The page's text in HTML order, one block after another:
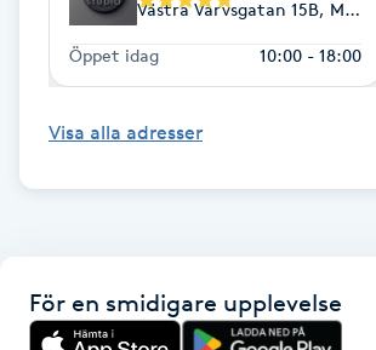
Katun fransar
Kinesiologi
Västra Varvsgatan 15B, Malmö
Öppet idag 10:00 - 18:00
Visa alla adresser
För en smidigare upplevelse